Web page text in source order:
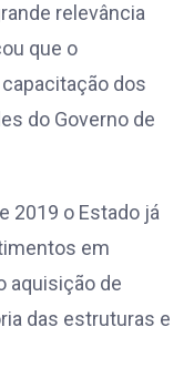
relevância
que o
dos
do Governo de
2019 o Estado já
em
aquisição de
das estruturas e